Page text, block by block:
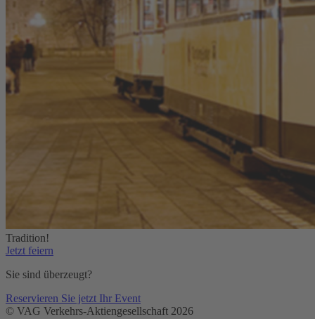
Tradition!
Jetzt feiern
Sie sind überzeugt?
Reservieren Sie jetzt Ihr Event
© VAG Verkehrs-Aktiengesellschaft 2026